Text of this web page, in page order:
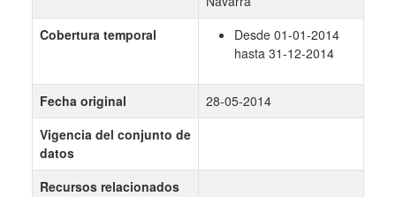
Cobertura temporal
Desde 01-01-2014
hasta 31-12-2014
Fecha original
28-05-2014
Vigencia del conjunto de
datos
Recursos relacionados